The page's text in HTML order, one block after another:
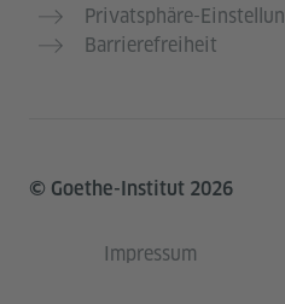
Privatsphäre-
Barrierefreiheit
© Goethe-Institut 2026
Impressum